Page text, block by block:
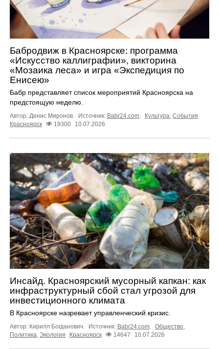
Бабродвиж в Красноярске: программа
«Искусство каллиграфии», викторина
«Мозаика леса» и игра «Экспедиция по
Енисею»
Бабр представляет список мероприятий Красноярска на
предстоящую неделю.
Автор: Денис Миронов. Источник: Babr24.com. Культура, События
Красноярск
19300 10.07.2026
Инсайд. Красноярский мусорный капкан: как
инфраструктурный сбой стал угрозой для
инвестиционного климата
В Красноярске назревает управленческий кризис.
Автор: Кирилл Богданович. Источник: Babr24.com Общество
Политика Экология Красноярск 14647 10.07.2026